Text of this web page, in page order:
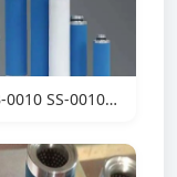
超滤SB-0010 SS-0010滤芯